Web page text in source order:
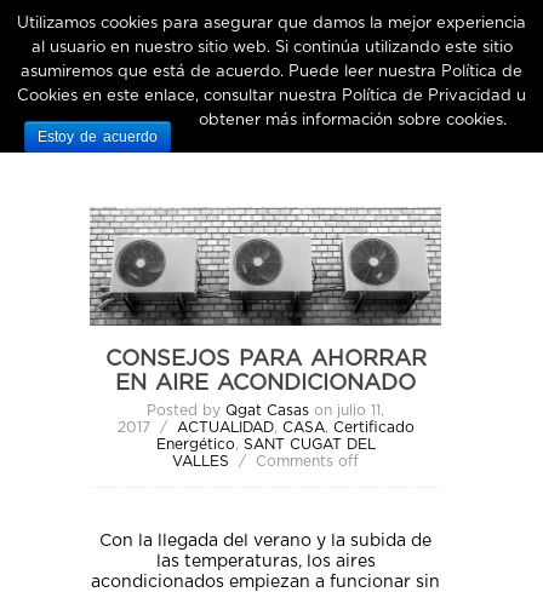
CUGATCASAS®
CONSEJOS PARA AHORRAR
EN AIRE ACONDICIONADO
Posted by Qgat Casas on julio 11,
2017 /
ACTUALIDAD, CASA, Certificado
Energético, SANT CUGAT DEL
VALLES / Comments off
Con la llegada del verano y la subida de
las temperaturas, los aires
acondicionados empiezan a funcionar sin
Utilizamos cookies para asegurar que damos la mejor experiencia
al usuario en nuestro sitio web. Si continúa utilizando este sitio
asumiremos que está de acuerdo. Puede leer nuestra Política de
Cookies en este enlace, consultar nuestra Política de Privacidad u
obtener más información sobre cookies.
Estoy de acuerdo